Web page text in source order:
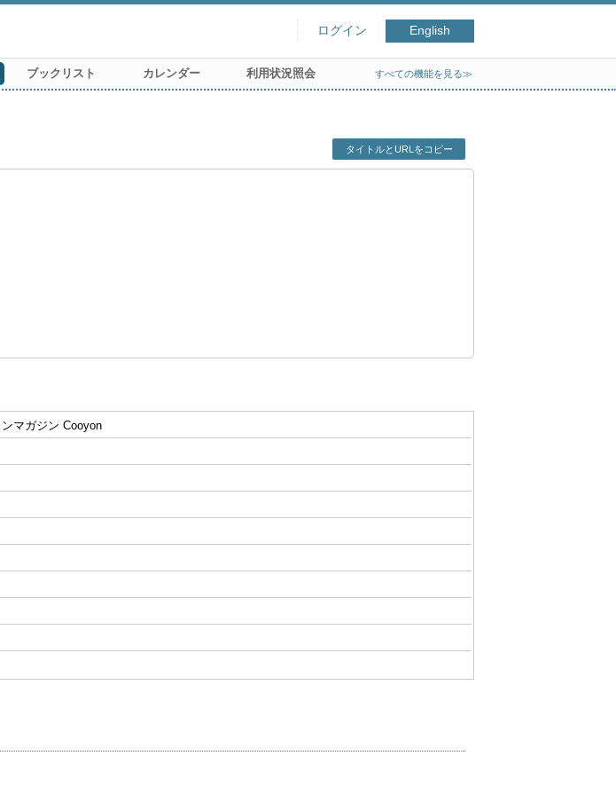
ログイン English
ブックリスト カレンダー 利用状況照会 すべての機能を見る≫
タイトルとURLをコピー
マガジン Cooyon